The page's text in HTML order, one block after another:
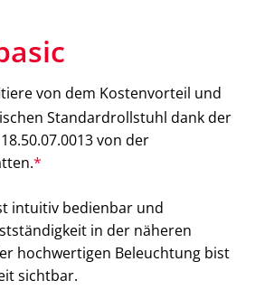
von dem Kostenvorteil und
Standardrollstuhl dank der
von der
*
intuitiv bedienbar und
in der näheren
hochwertigen Beleuchtung bist
sichtbar.